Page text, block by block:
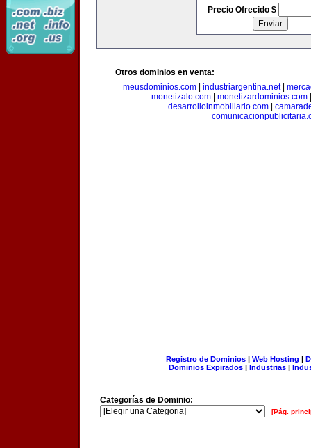
Precio Ofrecido $
Otros dominios en venta:
meusdominios.com| industriargentina.net|
monetizalo.com| monetizardominios.com
desarrolloinmobiliario.com
Registro de Dominios| Web Hosting |
Dominios Expirados | Industrias |
Categorías de Dominio:
[Pág.